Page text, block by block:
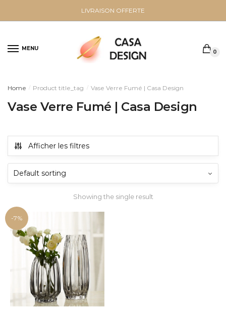
LIVRAISON OFFERTE
MENU
0
Home / Product title_tag / Vase Verre Fumé | Casa Design
Vase Verre Fumé | Casa Design
Afficher les filtres
Showing the single result
-7%